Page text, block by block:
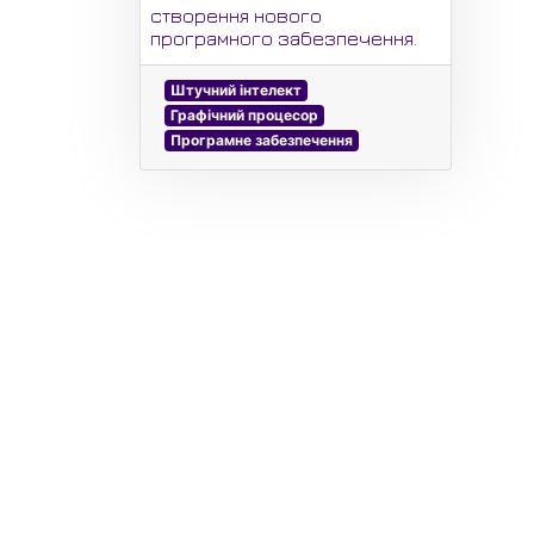
створення нового
програмного забезпечення.
Штучний інтелект
Графічний процесор
Програмне забезпечення